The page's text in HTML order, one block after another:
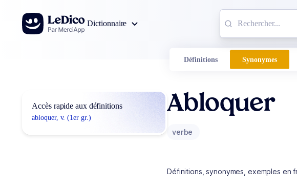
Aller au contenu
Dictionnaire
Définitions Synonymes
Accès rapide aux définitions
abloquer, v. (1er gr.)
Abloquer
verbe
Définitions, synonymes, exemples en